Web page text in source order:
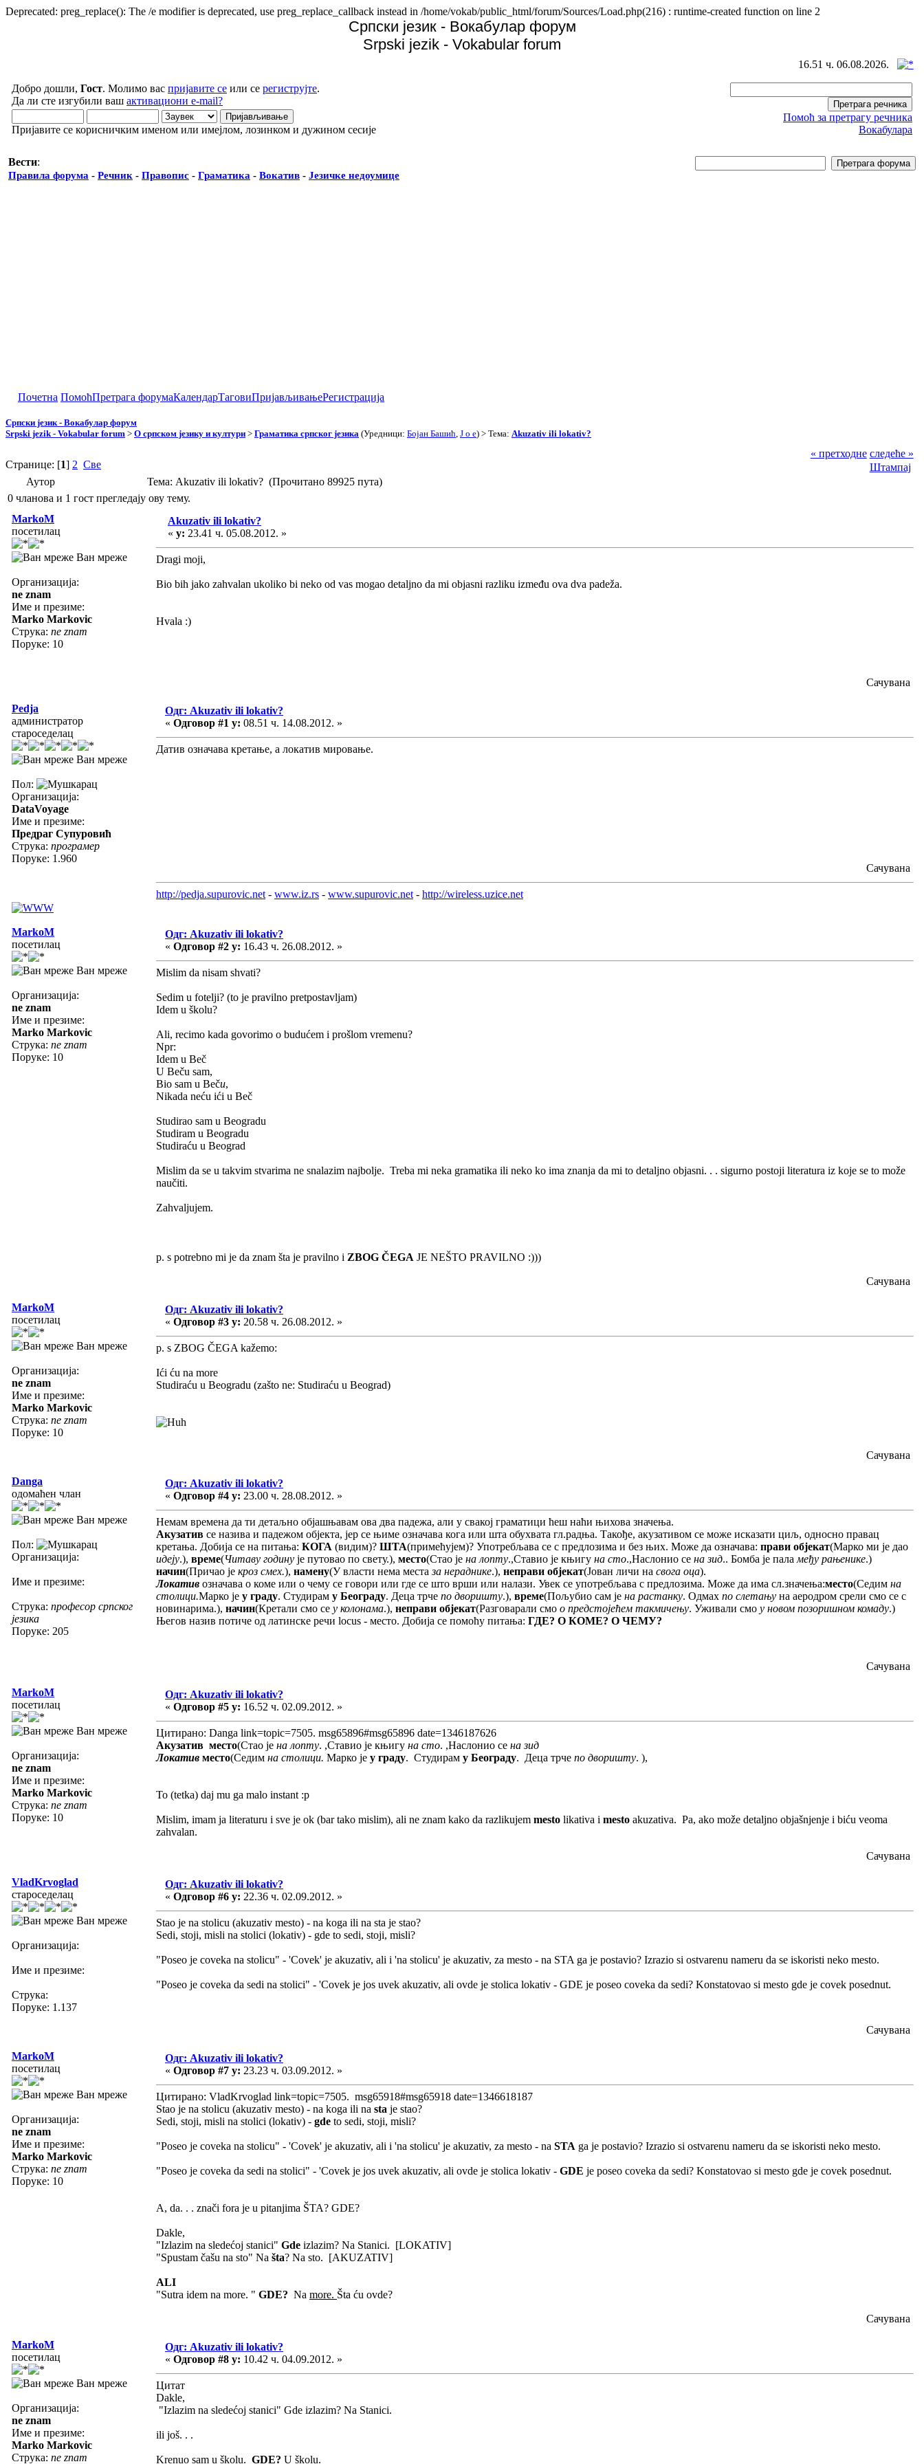
Deprecated: preg_replace(): The /e modifier is deprecated, use preg_replace_callback instead in /home/vokab/public_html/forum/Sources/Load.php(216) : runtime-created function on line 2
Српски језик - Вокабулар форум
Srpski jezik - Vokabular forum
16.51 ч. 06.08.2026.
Добро дошли, Гост. Молимо вас пријавите се или се региструјте.
Да ли сте изгубили ваш активациони e-mail?
Пријавите се корисничким именом или имејлом, лозинком и дужином сесије
Помоћ за претрагу речника
Вокабулара
Вести:
Правила форума - Речник - Правопис - Граматика - Вокатив - Језичке недоумице
Почетна ПомоћПретрага форумаКалендарТаговиПријављивањеРегистрација
Српски језик - Вокабулар форум
Srpski jezik - Vokabular forum > О српском језику и култури > Граматика српског језика (Уредници: Бојан Башић J o e) > Тема: Akuzativ ili lokativ?
Странице: [1] 2 Све
« претходне следеће »
Штампај
Аутор
Тема: Akuzativ ili lokativ? (Прочитано 89925 пута)
0 чланова и 1 гост прегледају ову тему.
MarkoM
посетилац
Ван мреже
Организација:
ne znam
Име и презиме:
Marko Markovic
Струка: ne znam
Поруке: 10
Akuzativ ili lokativ?
« у: 23.41 ч. 05.08.2012. »
Dragi moji,
Bio bih jako zahvalan ukoliko bi neko od vas mogao detaljno da mi objasni razliku između ova dva padeža.
Hvala :)
Сачувана
Pedja
администратор
староседелац
Ван мреже
Пол:
Организација:
DataVoyage
Име и презиме:
Предраг Супуровић
Струка: програмер
Поруке: 1.960
Одг: Akuzativ ili lokativ?
« Одговор #1 у: 08.51 ч. 14.08.2012. »
Датив означава кретање, а локатив мировање.
Сачувана
http://pedja.supurovic.net - www.iz.rs - www.supurovic.net - http://wireless.uzice.net
MarkoM
посетилац
Ван мреже
Организација:
ne znam
Име и презиме:
Marko Markovic
Струка: ne znam
Поруке: 10
Одг: Akuzativ ili lokativ?
« Одговор #2 у: 16.43 ч. 26.08.2012. »
Mislim da nisam shvati?
Sedim u fotelji? (to je pravilno pretpostavljam)
Idem u školu?
Ali, recimo kada govorimo o budućem i prošlom vremenu?
Npr:
Idem u Beč
U Beču sam,
Bio sam u Beču,
Nikada neću ići u Beč
Studirao sam u Beogradu
Studiram u Beogradu
Studiraću u Beograd
Mislim da se u takvim stvarima ne snalazim najbolje. Treba mi neka gramatika ili neko ko ima znanja da mi to detaljno objasni. . . sigurno postoji literatura iz koje se to može
naučiti.
Zahvaljujem.
p. s potrebno mi je da znam šta je pravilno i ZBOG ČEGA JE NEŠTO PRAVILNO :)))
Сачувана
MarkoM
посетилац
Ван мреже
Организација:
ne znam
Име и презиме:
Marko Markovic
Струка: ne znam
Поруке: 10
Одг: Akuzativ ili lokativ?
« Одговор #3 у: 20.58 ч. 26.08.2012. »
p. s ZBOG ČEGA kažemo:
Ići ću na more
Studiraću u Beogradu (zašto ne: Studiraću u Beograd)
Сачувана
Danga
одомаћен члан
Ван мреже
Пол:
Организација:
Име и презиме:
Струка: професор српског
језика
Поруке: 205
Одг: Akuzativ ili lokativ?
« Одговор #4 у: 23.00 ч. 28.08.2012. »
Немам времена да ти детаљно објашњавам ова два падежа, али у свакој граматици ћеш наћи њихова значења.
Акузатив се назива и падежом објекта, јер се њиме означава кога или шта обухвата гл.радња. Такође, акузативом се може исказати циљ, односно правац
кретања. Добија се на питања: КОГА (видим)? ШТА(примећујем)? Употребљава се с предлозима и без њих. Може да означава: прави објекат(Марко ми је дао
идеју.), време(Читаву годину је путовао по свету.), место(Стао је на лопту.,Ставио је књигу на сто.,Наслонио се на зид.. Бомба је пала међу рањенике.)
начин(Причао је кроз смех.), намену(У власти нема местаза нераднике.), неправи објекат(Јован личи на свога оца).
Локатив означава о коме или о чему се говори или где се што врши или налази. Увек се употребљава с предлозима. Може да има сл.значења:место(Седим на
столици.Марко је у граду. Студирам у Београду. Деца трче по дворишту.), време(Пољубио сам је на растанку. Одмах по слетању на аеродром срели смо се с
новинарима.), начин(Кретали смо се у колонама.), неправи објекат(Разговарали смо о предстојећем такмичењу. Уживали смо у новом позоришном комаду.)
Његов назив потиче од латинске речи locus - место. Добија се помоћу питања: ГДЕ? О КОМЕ? О ЧЕМУ?
Сачувана
MarkoM
посетилац
Ван мреже
Организација:
ne znam
Име и презиме:
Marko Markovic
Струка: ne znam
Поруке: 10
Одг: Akuzativ ili lokativ?
« Одговор #5 у: 16.52 ч. 02.09.2012. »
Цитирано: Danga link=topic=7505. msg65896#msg65896 date=1346187626
Акузатив место(Стао је на лопту. ,Ставио је књигу на сто. ,Наслонио се на зид
Локатив место(Седим на столици. Марко је у граду. Студирам у Београду. Деца трче по дворишту. ),
To (tetka) daj mu ga malo instant :p
Mislim, imam ja literaturu i sve je ok (bar tako mislim), ali ne znam kako da razlikujem mesto likativa i mesto akuzativa. Pa, ako može detaljno objašnjenje i biću veoma
zahvalan.
Сачувана
VladKrvoglad
староседелац
Ван мреже
Организација:
Име и презиме:
Струка:
Поруке: 1.137
Одг: Akuzativ ili lokativ?
« Одговор #6 у: 22.36 ч. 02.09.2012. »
Stao je na stolicu (akuzativ mesto) - na koga ili na sta je stao?
Sedi, stoji, misli na stolici (lokativ) - gde to sedi, stoji, misli?
"Poseo je coveka na stolicu" - 'Covek' je akuzativ, ali i 'na stolicu' je akuzativ, za mesto - na STA ga je postavio? Izrazio si ostvarenu nameru da se iskoristi neko mesto.
"Poseo je coveka da sedi na stolici" - 'Covek je jos uvek akuzativ, ali ovde je stolica lokativ - GDE je poseo coveka da sedi? Konstatovao si mesto gde je covek posednut.
Сачувана
MarkoM
посетилац
Ван мреже
Организација:
ne znam
Име и презиме:
Marko Markovic
Струка: ne znam
Поруке: 10
Одг: Akuzativ ili lokativ?
« Одговор #7 у: 23.23 ч. 03.09.2012. »
Цитирано: VladKrvoglad link=topic=7505. msg65918#msg65918 date=1346618187
Stao je na stolicu (akuzativ mesto) - na koga ili na sta je stao?
Sedi, stoji, misli na stolici (lokativ) - gde to sedi, stoji, misli?
"Poseo je coveka na stolicu" - 'Covek' je akuzativ, ali i 'na stolicu' je akuzativ, za mesto - na STA ga je postavio? Izrazio si ostvarenu nameru da se iskoristi neko mesto.
"Poseo je coveka da sedi na stolici" - 'Covek je jos uvek akuzativ, ali ovde je stolica lokativ - GDE je poseo coveka da sedi? Konstatovao si mesto gde je covek posednut.
A, da. . . znači fora je u pitanjima ŠTA? GDE?
Dakle,
"Izlazim na sledećoj stanici" Gde izlazim? Na Stanici. [LOKATIV]
"Spustam čašu na sto" Na šta? Na sto. [AKUZATIV]
ALI
"Sutra idem na more. " GDE? Na more. Šta ću ovde?
Сачувана
MarkoM
посетилац
Ван мреже
Организација:
ne znam
Име и презиме:
Marko Markovic
Струка: ne znam
Одг: Akuzativ ili lokativ?
« Одговор #8 у: 10.42 ч. 04.09.2012. »
Цитат
Dakle,
"Izlazim na sledećoj stanici" Gde izlazim? Na Stanici.
ili još. . .
Krenuo sam u školu. GDE? U školu.